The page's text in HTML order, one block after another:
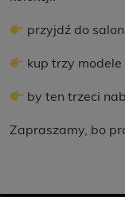
przyjdź do
kup trzy
by ten trzeci
Zapraszamy, bo